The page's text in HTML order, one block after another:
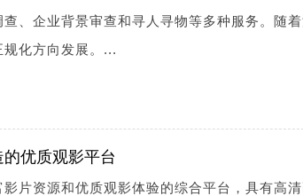
、企业背景审查和寻人寻物等多种服务。随
化方向发展。...
优质观影平台
片资源和优质观影体验的综合平台，具有高